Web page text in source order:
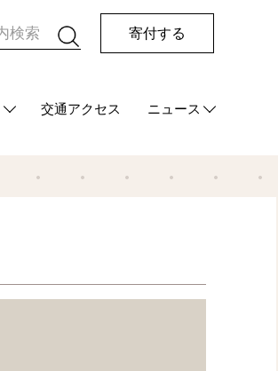
寄付する
交通アクセス ニュース